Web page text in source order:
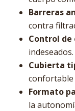
Barreras
contra
Control de
indeseados.
Cubierta
confortable
Formato
la